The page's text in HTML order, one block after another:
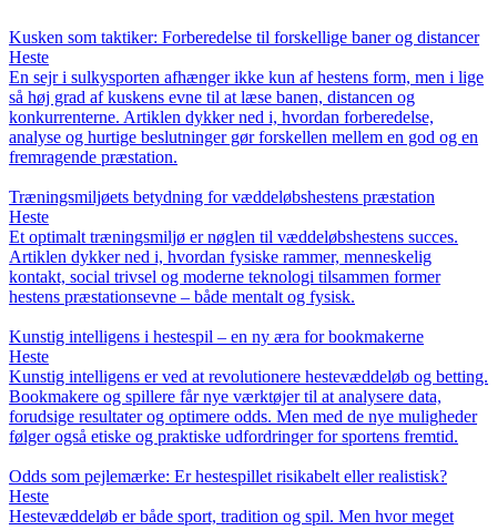
Kusken som taktiker: Forberedelse til forskellige baner og distancer
Heste
En sejr i sulkysporten afhænger ikke kun af hestens form, men i lige
så høj grad af kuskens evne til at læse banen, distancen og
konkurrenterne. Artiklen dykker ned i, hvordan forberedelse,
analyse og hurtige beslutninger gør forskellen mellem en god og en
fremragende præstation.
Træningsmiljøets betydning for væddeløbshestens præstation
Heste
Et optimalt træningsmiljø er nøglen til væddeløbshestens succes.
Artiklen dykker ned i, hvordan fysiske rammer, menneskelig
kontakt, social trivsel og moderne teknologi tilsammen former
hestens præstationsevne – både mentalt og fysisk.
Kunstig intelligens i hestespil – en ny æra for bookmakerne
Heste
Kunstig intelligens er ved at revolutionere hestevæddeløb og betting.
Bookmakere og spillere får nye værktøjer til at analysere data,
forudsige resultater og optimere odds. Men med de nye muligheder
følger også etiske og praktiske udfordringer for sportens fremtid.
Odds som pejlemærke: Er hestespillet risikabelt eller realistisk?
Heste
Hestevæddeløb er både sport, tradition og spil. Men hvor meget